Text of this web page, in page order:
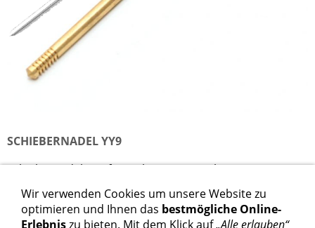
SCHIEBERNADEL YY9
Schiebernadel YY9 für Keihin CR-Special 26-33
21,90 €
Wir verwenden Cookies um unsere Website zu
optimieren und Ihnen das bestmögliche Online-
Erlebnis zu bieten. Mit dem Klick auf„Alle erlauben“